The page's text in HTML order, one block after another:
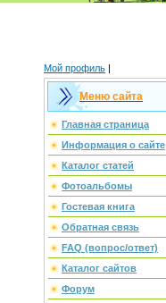
Мой профиль |
Меню сайта
Главная страница
Информация о сайте
Каталог статей
Фотоальбомы
Гостевая книга
Обратная связь
FAQ (вопрос/ответ)
Каталог сайтов
Форум